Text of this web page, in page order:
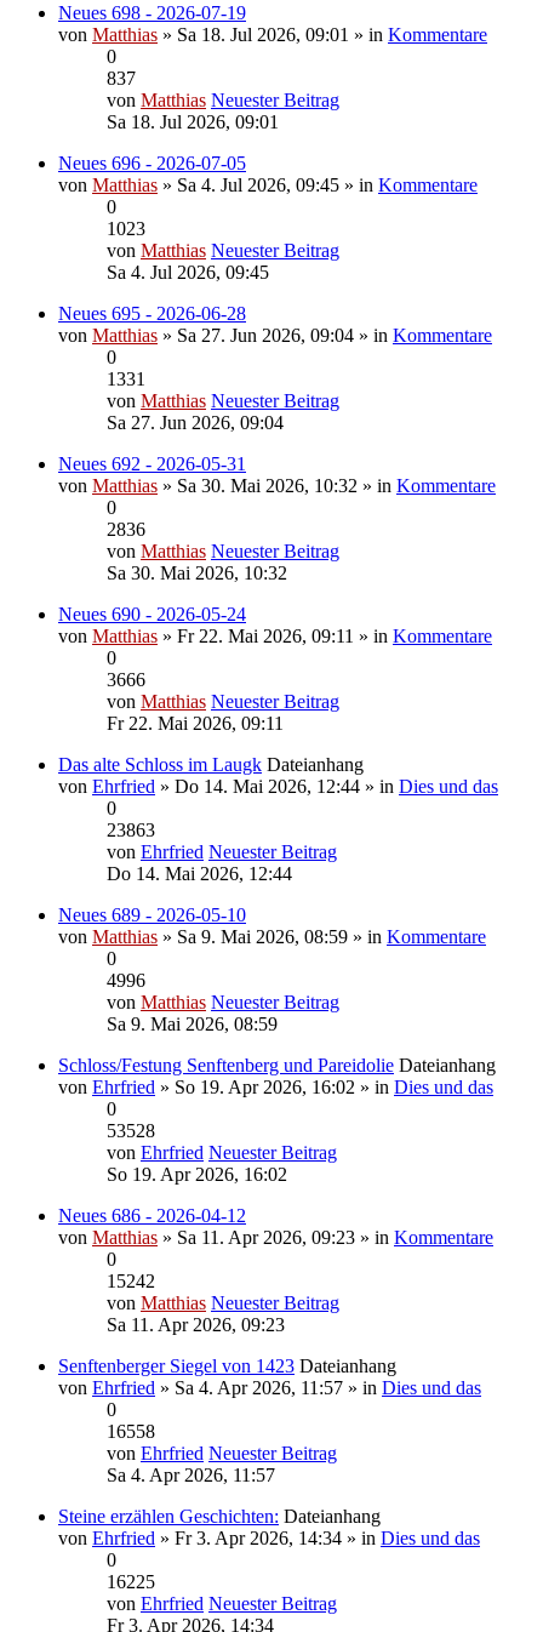
Neues 698 - 2026-07-19
von Matthias » Sa 18. Jul 2026, 09:01 » in Kommentare
0
837
von Matthias Neuester Beitrag
Sa 18. Jul 2026, 09:01
Neues 696 - 2026-07-05
von Matthias » Sa 4. Jul 2026, 09:45 » in Kommentare
0
1023
von Matthias Neuester Beitrag
Sa 4. Jul 2026, 09:45
Neues 695 - 2026-06-28
von Matthias » Sa 27. Jun 2026, 09:04 » in Kommentare
0
1331
von Matthias Neuester Beitrag
Sa 27. Jun 2026, 09:04
Neues 692 - 2026-05-31
von Matthias » Sa 30. Mai 2026, 10:32 » in Kommentare
0
2836
von Matthias Neuester Beitrag
Sa 30. Mai 2026, 10:32
Neues 690 - 2026-05-24
von Matthias » Fr 22. Mai 2026, 09:11 » in Kommentare
0
3666
von Matthias Neuester Beitrag
Fr 22. Mai 2026, 09:11
Das alte Schloss im Laugk Dateianhang
von Ehrfried » Do 14. Mai 2026, 12:44 » in Dies und das
0
23863
von Ehrfried Neuester Beitrag
Do 14. Mai 2026, 12:44
Neues 689 - 2026-05-10
von Matthias » Sa 9. Mai 2026, 08:59 » in Kommentare
0
4996
von Matthias Neuester Beitrag
Sa 9. Mai 2026, 08:59
Schloss/Festung Senftenberg und Pareidolie Dateianhang
von Ehrfried » So 19. Apr 2026, 16:02 » in Dies und das
0
53528
von Ehrfried Neuester Beitrag
So 19. Apr 2026, 16:02
Neues 686 - 2026-04-12
von Matthias » Sa 11. Apr 2026, 09:23 » in Kommentare
0
15242
von Matthias Neuester Beitrag
Sa 11. Apr 2026, 09:23
Senftenberger Siegel von 1423 Dateianhang
von Ehrfried » Sa 4. Apr 2026, 11:57 » in Dies und das
0
16558
von Ehrfried Neuester Beitrag
Sa 4. Apr 2026, 11:57
Steine erzählen Geschichten: Dateianhang
von Ehrfried » Fr 3. Apr 2026, 14:34 » in Dies und das
0
16225
von Ehrfried Neuester Beitrag
Fr 3. Apr 2026, 14:34